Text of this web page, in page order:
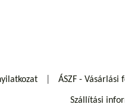
ÁSZF - Vásárlási
Szállítási